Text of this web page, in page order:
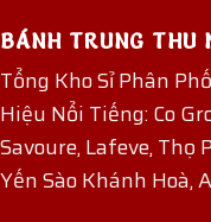
BÁNH TRUNG THU
Tổng Kho Sỉ Phân
Hiệu Nổi Tiếng: Co
Savoure, Lafeve, Thọ
Yến Sào Khánh Hoà,